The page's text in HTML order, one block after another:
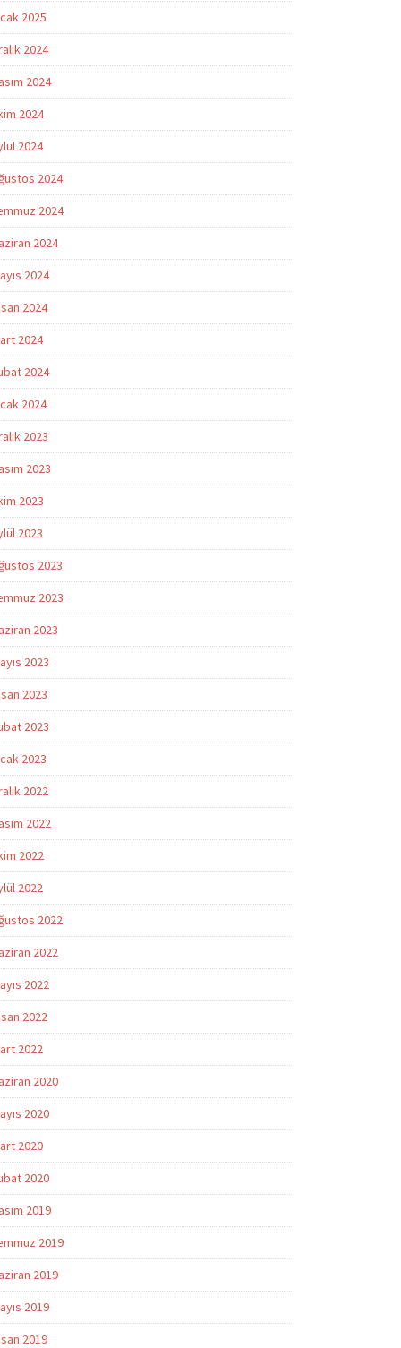
2025
2024
2024
2024
2024
2024
2024
2024
2024
2024
2024
2024
2024
2023
2023
2023
2023
2023
2023
2023
2023
2023
2023
2023
2022
2022
2022
2022
2022
2022
2022
2022
2022
2020
2020
2020
2020
2019
2019
2019
2019
2019